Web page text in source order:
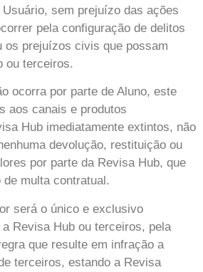
sem prejuízo das ações
pela configuração de delitos
os prejuízos civis que possam
ou terceiros.
ocorra por parte de Aluno, este
aos canais e produtos
Hub imediatamente extintos, não
devolução, restituição ou
por parte da Revisa Hub, que
multa contratual.
será o único e exclusivo
Revisa Hub ou terceiros, pela
que resulte em infração a
terceiros, estando a Revisa